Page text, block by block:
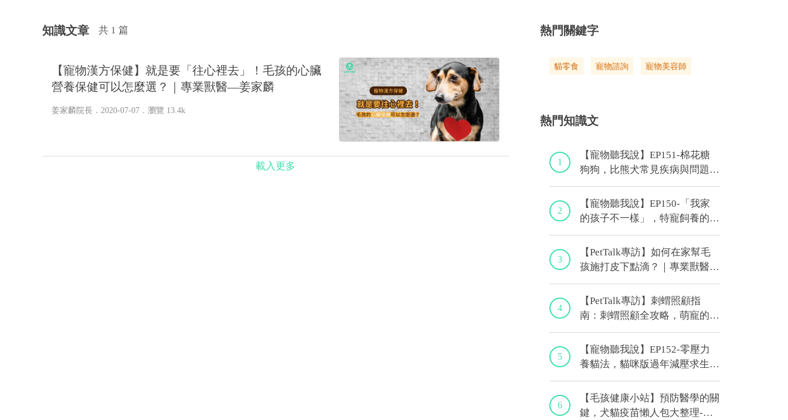
知識文章 共 1 篇
【寵物漢方保健】就是要「往心裡去」！毛孩的心臟
營養保健可以怎麼選？｜專業獸醫—姜家麟
姜家麟院長 ．2020-07-07． 瀏覽 13.4k
載入更多
熱門關鍵字
貓零食 寵物諮詢 寵物美容師
熱門知識文
1
【寵物聽我說】EP151-棉花糖
狗狗，比熊犬常見疾病與問題大
解析！｜專業獸醫—林筱瑞
2
【寵物聽我說】EP150-「我家
的孩子不一樣」，特寵飼養的最
佳後盾！特寵獸醫師駕到！｜專
業獸醫—侯彣
3
【PetTalk專訪】如何在家幫毛
孩施打皮下點滴？｜專業獸醫師
—宋子揚
4
【PetTalk專訪】刺蝟照顧指
南：刺蝟照顧全攻略，萌寵的健
康秘訣｜專業獸醫—侯彣
5
【寵物聽我說】EP152-零壓力
養貓法，貓咪版過年減壓求生
術！｜專業獸醫—黃偉珍
6
【毛孩健康小站】預防醫學的關
鍵，犬貓疫苗懶人包大整理-上